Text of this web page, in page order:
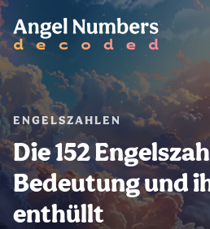
ENGELSZAHLEN
Die 152
Bedeutung und
enthüllt
WARNUNG: